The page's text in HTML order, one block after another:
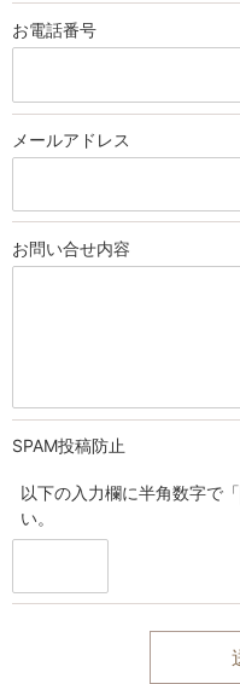
お電話番号
メールアドレス
お問い合せ内容
SPAM投稿防止
以下の入力欄に半角数字で「
い。